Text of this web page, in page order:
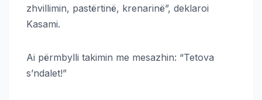
zhvillimin, pastërtinë, krenarinë”, deklaroi
Kasami.
Ai përmbylli takimin me mesazhin: “Tetova
s’ndalet!”